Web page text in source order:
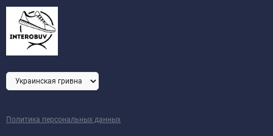
Политика персональных данных